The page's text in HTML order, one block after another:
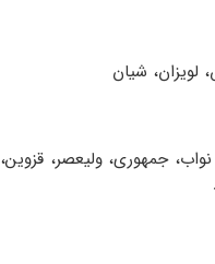
لویزان، شیان
نواب، جمهوری، ولیعصر، قزوین،